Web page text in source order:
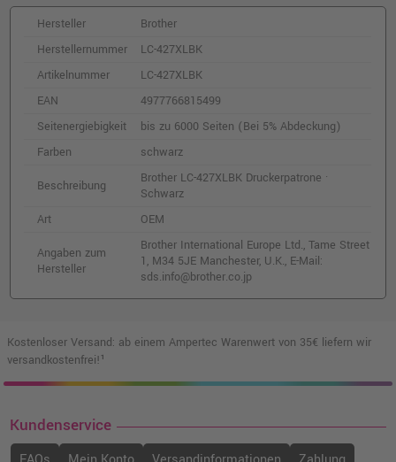
31,99 €
o. MwSt. 25,20 €
29,99 €
Kompatible Tinte ersetzt Brother LC-427C
o. MwSt.18,48 €
21,99 €
inkl. MwSt.zzgl. Versand
shopping_cart
30,99 € shopping_cart
schwarz
o. MwSt.14,50 €
Hersteller
Brother
Herstellernummer
LC-427XLBK
Artikelnummer
LC-427XLBK
EAN
4977766815499
Seitenergiebigkeit
bis zu 6000 Seiten (Bei 5% Abdeckung)
Farben
schwarz
Beschreibung
Brother LC-427XLBK Druckerpatrone ·
Schwarz
Art
OEM
Angaben zum
Hersteller
Brother International Europe Ltd., Tame Street
1, M34 5JE Manchester, U.K., E-Mail:
sds.info@brother.co.jp
Kostenloser Versand: ab einem Ampertec Warenwert von 35€ liefern wir
versandkostenfrei!¹
Kundenservice